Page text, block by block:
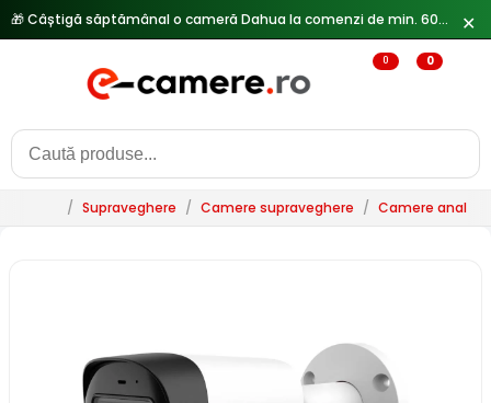
🔥Reduceri de pana la 25% doar in luna iulie → Vezi ofertele
✕
0 0
/ Supraveghere / Camere supraveghere / Camere